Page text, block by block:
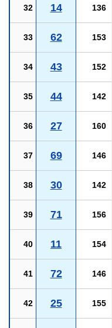
32 14 136
33 62 153
34 43 152
35 44 142
36 27 160
37 69 146
38 30 142
39 71 156
40 11 154
41 72 146
42 25 155